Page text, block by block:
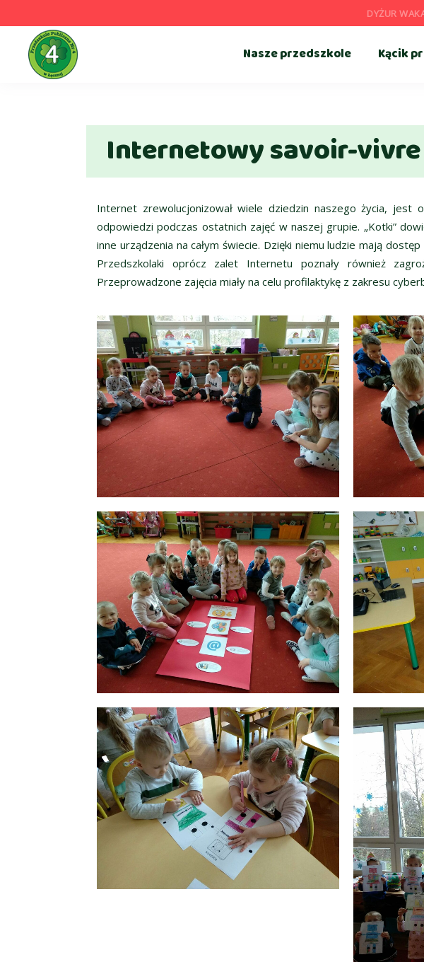
DYŻUR
Nasze przedszkole Kącik
Internetowy savoir-vivre
Internet zrewolucjonizował wiele dziedzin naszego życia,
odpowiedzi podczas ostatnich zajęć w naszej grupie. „Kotki”
inne urządzenia na całym świecie. Dzięki niemu ludzie mają
Przedszkolaki oprócz zalet Internetu poznały również
Przeprowadzone zajęcia miały na celu profilaktykę z zakresu